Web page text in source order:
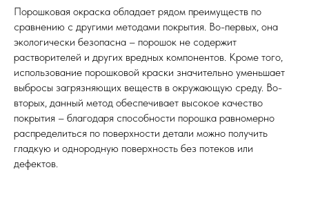
Порошковая окраска обладает рядом преимуществ по
сравнению с другими методами покрытия. Во-первых, она
экологически безопасна – порошок не содержит
растворителей и других вредных компонентов. Кроме того,
использование порошковой краски значительно уменьшает
выбросы загрязняющих веществ в окружающую среду. Во-
вторых, данный метод обеспечивает высокое качество
покрытия – благодаря способности порошка равномерно
распределиться по поверхности детали можно получить
гладкую и однородную поверхность без потеков или
дефектов.